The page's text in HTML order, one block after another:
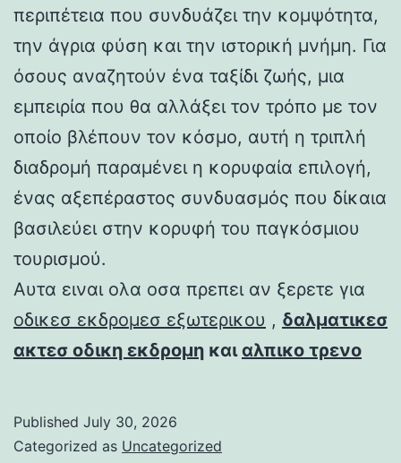
περιπέτεια που συνδυάζει την κομψότητα,
την άγρια φύση και την ιστορική μνήμη. Για
όσους αναζητούν ένα ταξίδι ζωής, μια
εμπειρία που θα αλλάξει τον τρόπο με τον
οποίο βλέπουν τον κόσμο, αυτή η τριπλή
διαδρομή παραμένει η κορυφαία επιλογή,
ένας αξεπέραστος συνδυασμός που δίκαια
βασιλεύει στην κορυφή του παγκόσμιου
τουρισμού.
Αυτα ειναι ολα οσα πρεπει αν ξερετε για
οδικεσ εκδρομεσ εξωτερικου , δαλματικεσ
ακτεσ οδικη εκδρομη καιαλπικο τρενο
Published July 30, 2026
Categorized as Uncategorized